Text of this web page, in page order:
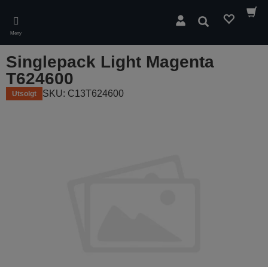
main
content
Meny
Søk
Singlepack Light Magenta
T624600
Utsolgt SKU: C13T624600